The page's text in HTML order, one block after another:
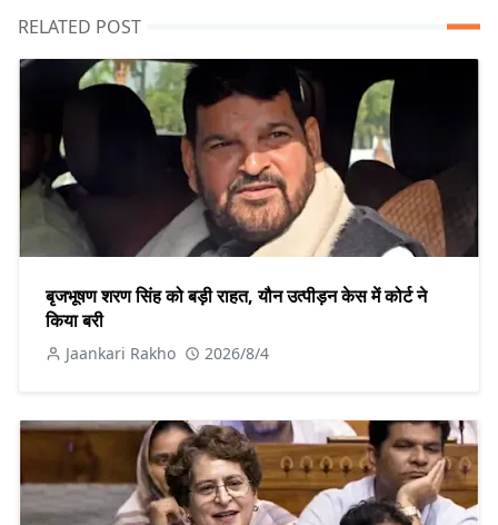
RELATED POST
बृजभूषण शरण सिंह को बड़ी राहत, यौन उत्पीड़न केस में कोर्ट ने
किया बरी
Jaankari Rakho 2026/8/4